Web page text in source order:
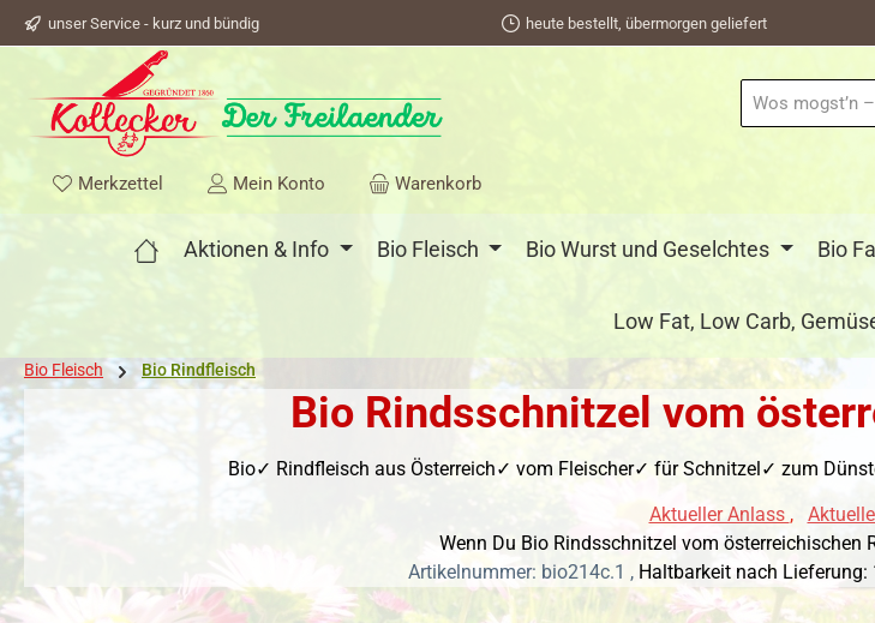
Zur Hauptnavigation springen
unser Service - kurz und bündig heute bestellt, übermorgen geliefert
Merkzettel Du hast 0 Produkte auf dem Merkzettel
Mein Konto Warenkorb
Aktionen & Info Bio Fleisch Bio Wurst und Geselchtes Bio
Low Fat, Low Carb,
Bio Fleisch Bio Rindfleisch
Bio Rindsschnitzel vom
Bio✓ Rindfleisch aus Österreich✓ vom Fleischer✓ für Schnitzel✓ zum
Aktueller Anlass ,
Wenn Du Bio Rindsschnitzel vom österreichischen
Artikelnummer: bio214c.1 , Haltbarkeit nach Lieferung: